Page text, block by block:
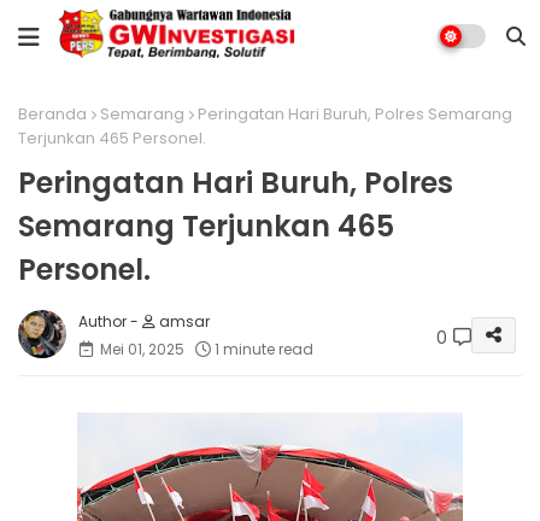
Beranda Semarang
Peringatan Hari Buruh, Polres Semarang
Terjunkan 465 Personel.
Peringatan Hari Buruh, Polres
Semarang Terjunkan 465
Personel.
amsar
Mei 01, 2025
1 minute read 0